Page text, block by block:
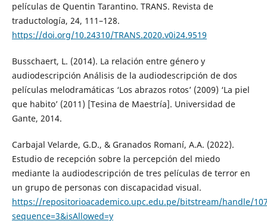
películas de Quentin Tarantino. TRANS. Revista de
traductología, 24, 111–128.
https://doi.org/10.24310/TRANS.2020.v0i24.9519
Busschaert, L. (2014). La relación entre género y
audiodescripción Análisis de la audiodescripción de dos
películas melodramáticas ‘Los abrazos rotos’ (2009) ‘La piel
que habito’ (2011) [Tesina de Maestría]. Universidad de
Gante, 2014.
Carbajal Velarde, G.D., & Granados Romaní, A.A. (2022).
Estudio de recepción sobre la percepción del miedo
mediante la audiodescripción de tres películas de terror en
un grupo de personas con discapacidad visual.
https://repositorioacademico.upc.edu.pe/bitstream/handle/
sequence=3&isAllowed=y